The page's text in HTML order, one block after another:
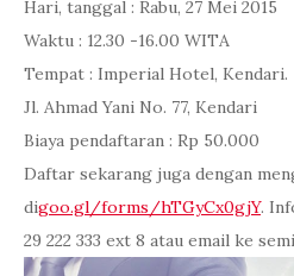
Hari, tanggal : Rabu, 27 Mei 2015
Waktu : 12.30 -16.00 WITA
Tempat : Imperial Hotel, Kendari.
Jl. Ahmad Yani No. 77, Kendari
Biaya pendaftaran : Rp 50.000
Daftar sekarang juga dengan
digoo.gl/forms/hTGyCx0gjY.
29 222 333 ext 8 atau email ke